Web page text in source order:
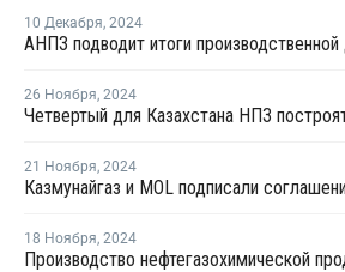
10 Декабря, 2024
26 Ноября, 2024
Четвертый для Казахстана НПЗ
21 Ноября, 2024
18 Ноября, 2024